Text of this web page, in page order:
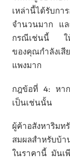
เหล่านี้ได้รับกา
จำนวนมาก แล
กรณีเช่นนี้ ให้
ของคุณกำลังเสี
แพงมาก
กฎข้อที่ 4: หาก
เป็นเช่นนั้น
ผู้ค้าอสังหาริมท
สมผลสำหรับบ้
ในราคานี้ มันเ